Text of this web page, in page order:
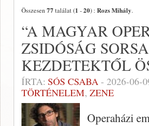
Összesen 77 találat (1 -20) : Rozs Mihály.
“A MAGYAR
ZSIDÓSÁG
KEZDETEKTŐL
ÍRTA: SÓS CSABA- 2026-06-
TÖRTÉNELEM, ZENE
Operaházi